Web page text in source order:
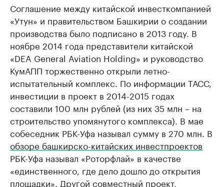
Соглашение между китайской инвесткомпанией
«Утун» и правительством Башкирии о создании
производства было подписано в 2013 году. В
ноябре 2014 года представители китайской
«DEA General Aviation Holding» и руководство
КумАПП торжественно открыли летно-
испытательный комплекс. По информации ТАСС,
инвестиции в проект в 2014-2015 годах
составили 100 млн рублей (из них 35 млн – на
строительство упомянутого комплекса). В мае
собеседник РБК-Уфа называл сумму в 270 млн. В
обзоре башкирско-китайских инвестпроектов
РБК-Уфа называл «Роторфлай» в качестве
«единственного, где дело дошло до открытия
площадки». Другой совместный проект,